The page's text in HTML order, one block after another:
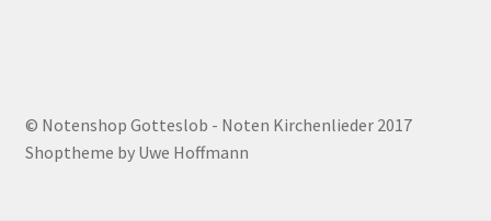
© Notenshop Gotteslob - Noten Kirchenlieder 2017
Shoptheme by Uwe Hoffmann